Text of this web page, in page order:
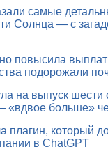
самые
Солнца — с
повысила
подорожали
на выпуск
«вдвое больше»
плагин, который
в ChatGPT